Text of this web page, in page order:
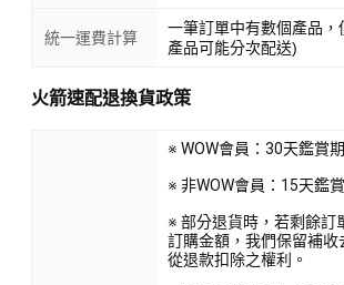
統一運費計算
一筆訂單中有數個產品，
產品可能分次配送)
火箭速配退換貨政策
※ WOW會員：30天鑑賞
※ 非WOW會員：15天鑑
※ 部分退貨時，若剩餘訂
訂購金額，我們保留補收
從退款扣除之權利。